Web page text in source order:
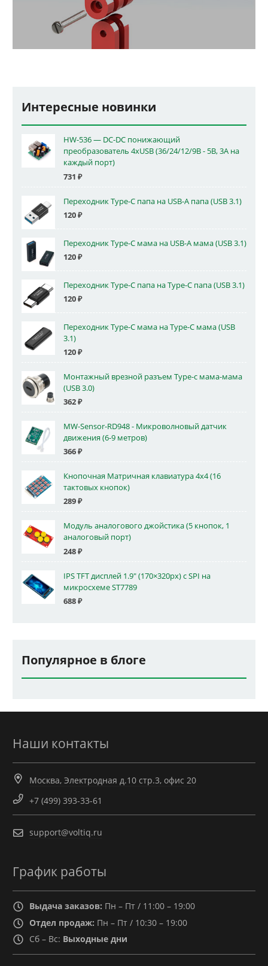
Интересные новинки
HW-536 — DC-DC понижающий
преобразователь 4xUSB (36/24/12/9В - 5В, 3А на
каждый порт)
731 ₽
Переходник Type-C папа на USB-A папа (USB 3.1)
120₽
Переходник Type-C мама на USB-A мама (USB 3.1)
120₽
Переходник Type-C папа на Type-C папа (USB 3.1)
120₽
Переходник Type-C мама на Type-C мама (USB
3.1)
120₽
Монтажный врезной разъем Type-c мама-мама
(USB 3.0)
362₽
MW-Sensor-RD948 - Микроволновый датчик
движения (6-9 метров)
366₽
Кнопочная Матричная клавиатура 4x4 (16
тактовых кнопок)
289₽
Модуль аналогового джойстика (5 кнопок, 1
аналоговый порт)
248₽
IPS TFT дисплей 1.9" (170×320px) с SPI на
микросхеме ST7789
688₽
Популярное в блоге
Наши контакты
Москва, Электродная д.10 стр.3, офис 20
+7 (499) 393-33-61
support@voltiq.ru
График работы
Выдача заказов: Пн – Пт / 11:00 – 19:00
Отдел продаж: Пн – Пт / 10:30 – 19:00
Сб – Вс: Выходные дни